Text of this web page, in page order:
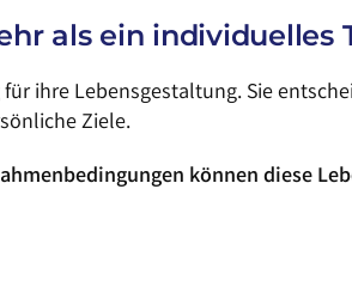
als ein individuelles
ihre Lebensgestaltung. Sie
Ziele.
können diese